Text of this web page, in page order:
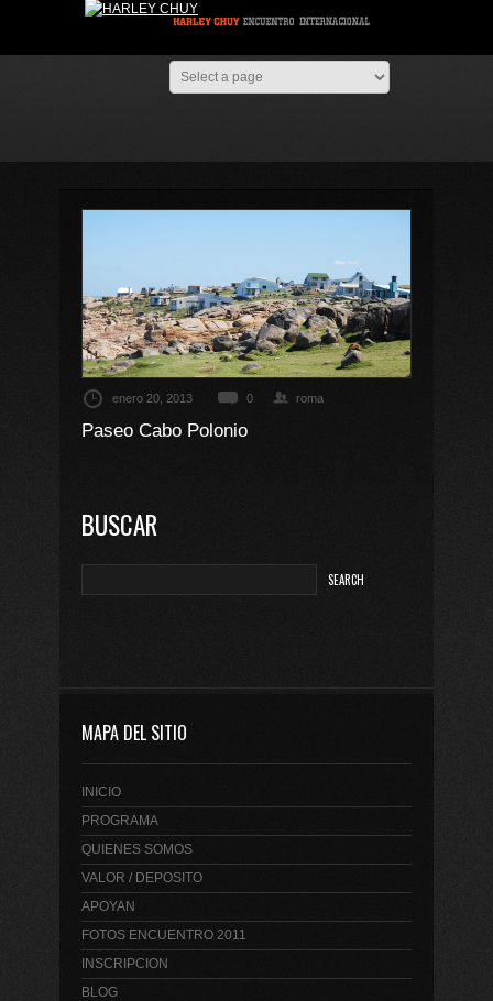
enero 20, 2013 0 roma
Paseo Cabo Polonio
BUSCAR
MAPA DEL SITIO
INICIO
PROGRAMA
QUIENES SOMOS
VALOR / DEPOSITO
APOYAN
FOTOS ENCUENTRO 2011
INSCRIPCION
BLOG